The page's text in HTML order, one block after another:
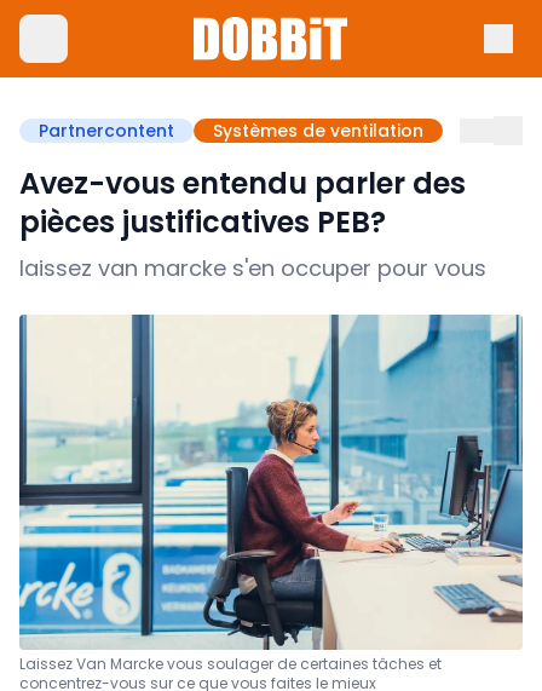
Partnercontent Systèmes de ventilation
Avez-vous entendu parler des
pièces justificatives PEB?
laissez van marcke s'en occuper pour vous
Laissez Van Marcke vous soulager de certaines tâches et
concentrez-vous sur ce que vous faites le mieux